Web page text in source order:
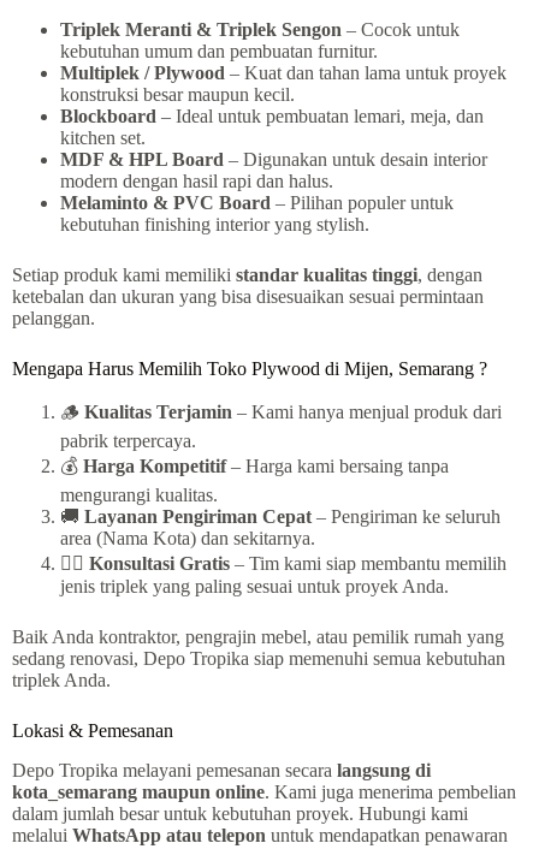
Triplek Meranti & Triplek Sengon – Cocok untuk
kebutuhan umum dan pembuatan furnitur.
Multiplek / Plywood – Kuat dan tahan lama untuk proyek
konstruksi besar maupun kecil.
Blockboard – Ideal untuk pembuatan lemari, meja, dan
kitchen set.
MDF & HPL Board – Digunakan untuk desain interior
modern dengan hasil rapi dan halus.
Melaminto & PVC Board – Pilihan populer untuk
kebutuhan finishing interior yang stylish.
Setiap produk kami memiliki standar kualitas tinggi, dengan
ketebalan dan ukuran yang bisa disesuaikan sesuai permintaan
pelanggan.
Mengapa Harus Memilih Toko Plywood di Mijen, Semarang ?
🪵 Kualitas Terjamin – Kami hanya menjual produk dari
pabrik terpercaya.
💰 Harga Kompetitif– Harga kami bersaing tanpa
mengurangi kualitas.
🚚 Layanan Pengiriman Cepat – Pengiriman ke seluruh
area (Nama Kota) dan sekitarnya.
👷‍♂️ Konsultasi Gratis – Tim kami siap membantu memilih
jenis triplek yang paling sesuai untuk proyek Anda.
Baik Anda kontraktor, pengrajin mebel, atau pemilik rumah yang
sedang renovasi, Depo Tropika siap memenuhi semua kebutuhan
triplek Anda.
Lokasi & Pemesanan
Depo Tropika melayani pemesanan secara langsung di
kota_semarang maupun online. Kami juga menerima pembelian
dalam jumlah besar untuk kebutuhan proyek. Hubungi kami
melalui WhatsApp atau telepon untuk mendapatkan penawaran